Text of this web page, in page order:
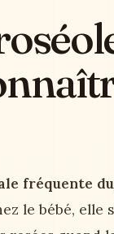
fréquente
le bébé, elle